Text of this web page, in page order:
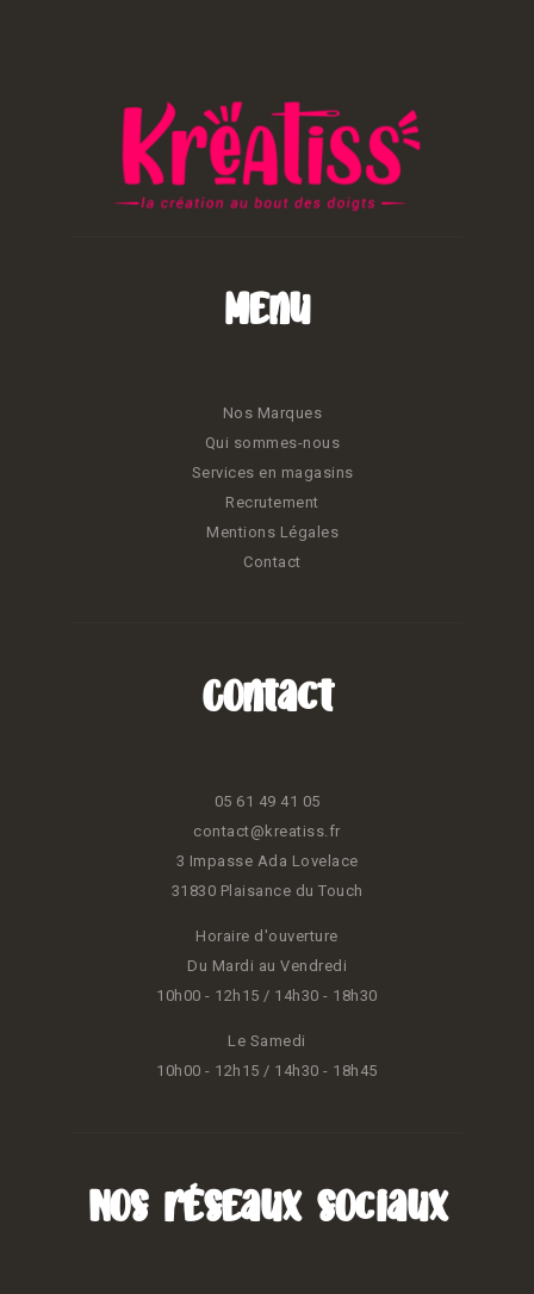
Menu
Nos Marques
Qui sommes-nous
Services en magasins
Recrutement
Mentions Légales
Contact
Contact
05 61 49 41 05
contact@kreatiss.fr
3 Impasse Ada Lovelace
31830 Plaisance du Touch
Horaire d'ouverture
Du Mardi au Vendredi
10h00 - 12h15 / 14h30 - 18h30
Le Samedi
10h00 - 12h15 / 14h30 - 18h45
Nos réseaux sociaux